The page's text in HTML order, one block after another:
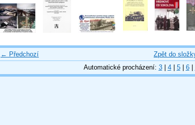
← Předchozí
Zpět do
Automatické procházení: 3| 4| 5| 6|